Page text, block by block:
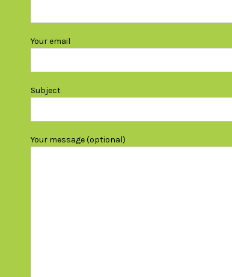
Your email
Subject
Your message (optional)